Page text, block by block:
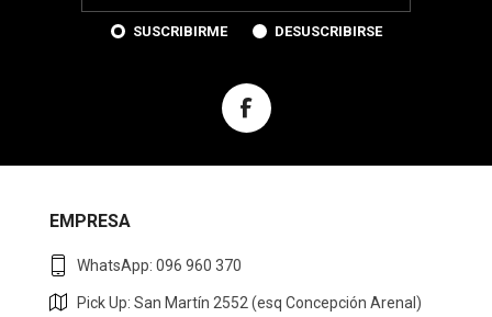
SUSCRIBIRME DESUSCRIBIRSE
EMPRESA
WhatsApp: 096 960 370
Pick Up: San Martín 2552 (esq Concepción Arenal)